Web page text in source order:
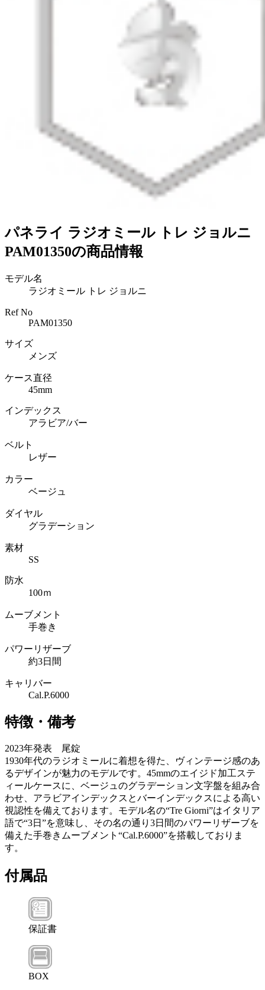
パネライ ラジオミール トレ ジョルニ
PAM01350の商品情報
モデル名
ラジオミール トレ ジョルニ
Ref No
PAM01350
サイズ
メンズ
ケース直径
45mm
インデックス
アラビア/バー
ベルト
レザー
カラー
ベージュ
ダイヤル
グラデーション
素材
SS
防水
100ｍ
ムーブメント
手巻き
パワーリザーブ
約3日間
キャリバー
Cal.P.6000
特徴・備考
2023年発表 尾錠
1930年代のラジオミールに着想を得た、ヴィンテージ感のあ
るデザインが魅力のモデルです。45mmのエイジド加工ステ
ィールケースに、ベージュのグラデーション文字盤を組み合
わせ、アラビアインデックスとバーインデックスによる高い
視認性を備えております。モデル名の“Tre Giorni”はイタリア
語で“3日”を意味し、その名の通り3日間のパワーリザーブを
備えた手巻きムーブメント“Cal.P.6000”を搭載しておりま
す。
付属品
保証書
BOX